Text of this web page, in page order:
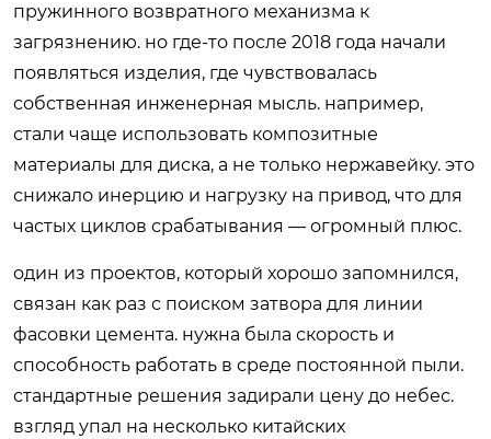
пружинного возвратного механизма к
загрязнению. но где-то после 2018 года начали
появляться изделия, где чувствовалась
собственная инженерная мысль. например,
стали чаще использовать композитные
материалы для диска, а не только нержавейку. это
снижало инерцию и нагрузку на привод, что для
частых циклов срабатывания — огромный плюс.
один из проектов, который хорошо запомнился,
связан как раз с поиском затвора для линии
фасовки цемента. нужна была скорость и
способность работать в среде постоянной пыли.
стандартные решения задирали цену до небес.
взгляд упал на несколько китайских